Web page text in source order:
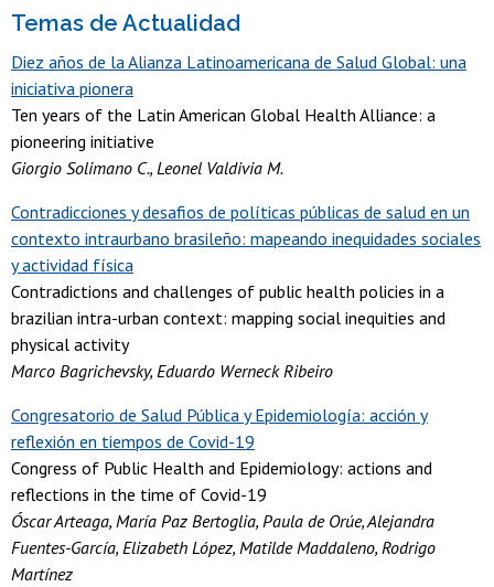
Temas de Actualidad
Diez años de la Alianza Latinoamericana de Salud Global: una
iniciativa pionera
Ten years of the Latin American Global Health Alliance: a
pioneering initiative
Giorgio Solimano C., Leonel Valdivia M.
Contradicciones y desafios de políticas públicas de salud en un
contexto intraurbano brasileño: mapeando inequidades sociales
y actividad física
Contradictions and challenges of public health policies in a
brazilian intra-urban context: mapping social inequities and
physical activity
Marco Bagrichevsky, Eduardo Werneck Ribeiro
Congresatorio de Salud Pública y Epidemiología: acción y
reflexión en tiempos de Covid-19
Congress of Public Health and Epidemiology: actions and
reflections in the time of Covid-19
Óscar Arteaga, María Paz Bertoglia, Paula de Orúe, Alejandra
Fuentes-García, Elizabeth López, Matilde Maddaleno, Rodrigo
Martínez